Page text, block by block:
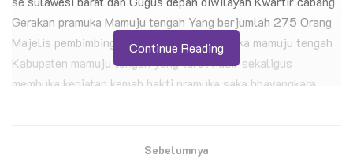
Gerakan pramuka Mamuju tengah Yang berjumlah 275 Orang
Majelis pembimbing cabang Gerakan pramuka mamuju tengah
Kabupaten mamuju tengah yang turut hadir sekaligus
membuka kegiatan kemah bakti pramuka saka bhayangkara
yang turut hadir sebagai undangan unsur pengurus kwartir
Continue Reading
Sebelumnya